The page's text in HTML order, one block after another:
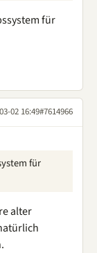
für
02 16:49#7614966
für
alter